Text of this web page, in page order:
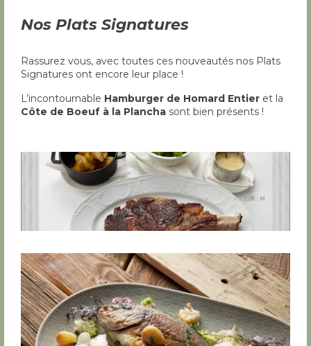
Nos Plats Signatures
Rassurez vous, avec toutes ces nouveautés nos Plats
Signatures ont encore leur place !
L’incontournable Hamburger de Homard Entier et la
Côte de Boeuf à la Plancha sont bien présents !